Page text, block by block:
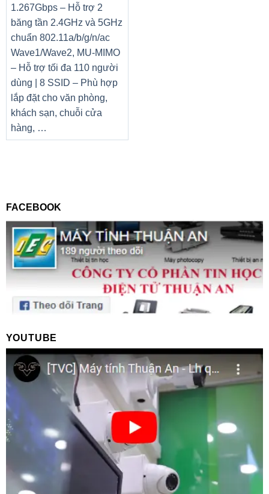
1.267Gbps – Hỗ trợ 2
băng tần 2.4GHz và 5GHz
chuẩn 802.11a/b/g/n/ac
Wave1/Wave2, MU-MIMO
– Hỗ trợ tối đa 110 người
dùng | 8 SSID – Phù hợp
lắp đặt cho văn phòng,
khách sạn, chuỗi cửa
hàng, …
FACEBOOK
YOUTUBE